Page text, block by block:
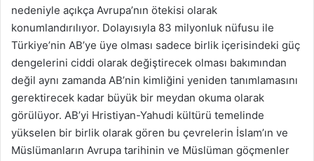
nedeniyle açıkça Avrupa’nın ötekisi olarak
konumlandırılıyor. Dolayısıyla 83 milyonluk nüfusu ile
Türkiye’nin AB’ye üye olması sadece birlik içerisindeki güç
dengelerini ciddi olarak değiştirecek olması bakımından
değil aynı zamanda AB’nin kimliğini yeniden tanımlamasını
gerektirecek kadar büyük bir meydan okuma olarak
görülüyor. AB’yi Hristiyan-Yahudi kültürü temelinde
yükselen bir birlik olarak gören bu çevrelerin İslam’ın ve
Müslümanların Avrupa tarihinin ve Müslüman göçmenler